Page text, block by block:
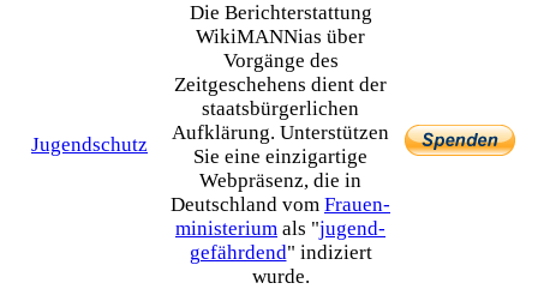
Jugendschutz
Die Bericht­erstattung
WikiMANNias über
Vorgänge des
Zeitgeschehens dient der
staats­bürgerlichen
Aufklärung. Unterstützen
Sie eine einzig­artige
Webpräsenz, die in
Deutschland vom Frauen­
ministerium als "jugend­
gefährdend" indiziert
wurde.